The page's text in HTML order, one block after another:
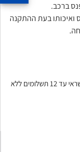
ברכב.
ואיכותו בעת ההתקנה
ניתן לשלם בהעברה בנקאית, ביט או בכרטיס אשראי עד 12 תשלומים ללא